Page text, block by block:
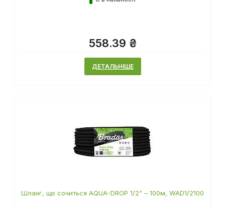
558.39 ₴
ДЕТАЛЬНІШЕ
Шланг, що сочиться AQUA-DROP 1/2" – 100м, WAD1/2100